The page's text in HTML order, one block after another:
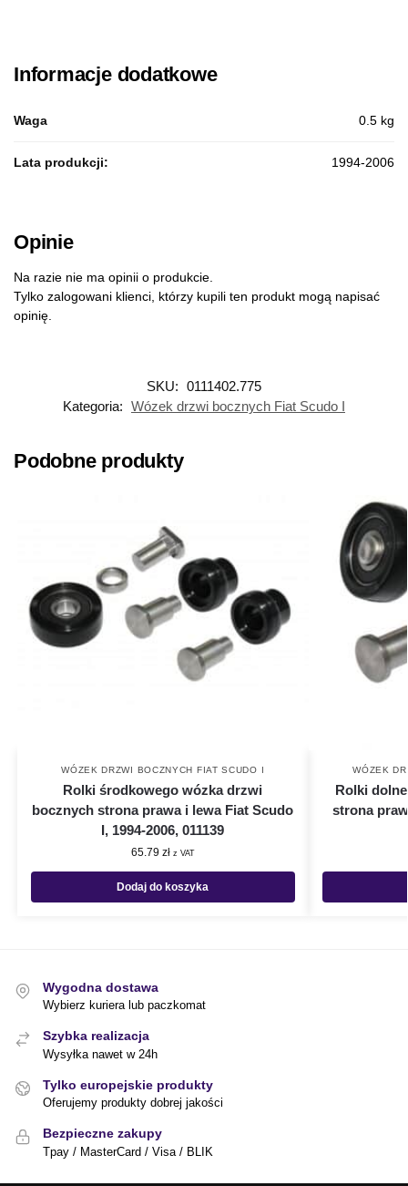
Informacje dodatkowe
Waga 0.5 kg
Lata produkcji: 1994-2006
Opinie
Na razie nie ma opinii o produkcie.
Tylko zalogowani klienci, którzy kupili ten produkt mogą napisać
opinię.
SKU: 0111402.775
Kategoria: Wózek drzwi bocznych Fiat Scudo I
Podobne produkty
WÓZEK DRZWI BOCZNYCH FIAT SCUDO I
Rolki środkowego wózka drzwi
bocznych strona prawa i lewa Fiat Scudo
I, 1994-2006, 011139
65.79 zł z VAT
Dodaj do koszyka
WÓZEK
Rolki
strona
Wygodna dostawa
Wybierz kuriera lub paczkomat
Szybka realizacja
Wysyłka nawet w 24h
Tylko europejskie produkty
Oferujemy produkty dobrej jakości
Bezpieczne zakupy
Tpay / MasterCard / Visa / BLIK